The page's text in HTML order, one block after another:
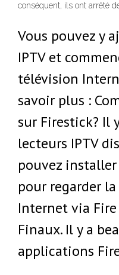
conséquent, ils ont arrêté
Vous pouvez y
IPTV et
télévision
savoir plus :
sur Firestick? Il
lecteurs IPTV
pouvez
pour regarder
Internet via
Finaux. Il y a
applications